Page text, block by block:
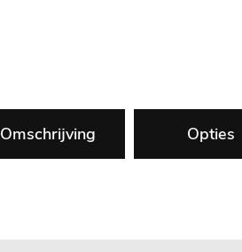
Omschrijving Opties